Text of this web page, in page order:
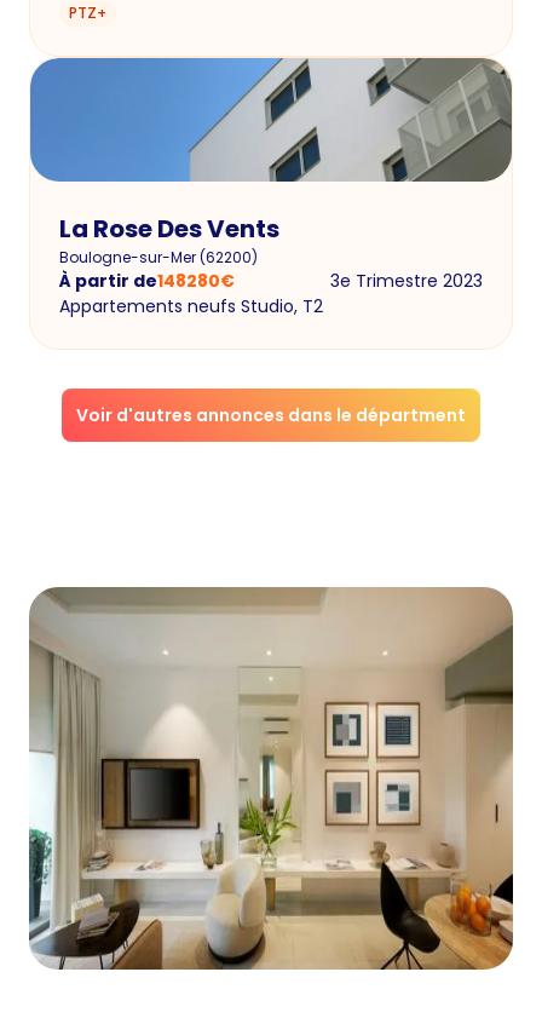
PTZ+
La Rose Des Vents
Boulogne-sur-Mer(62200)
À partir de148280€
3e Trimestre 2023
Appartements neufs Studio, T2
Voir d'autres annonces dans le départment